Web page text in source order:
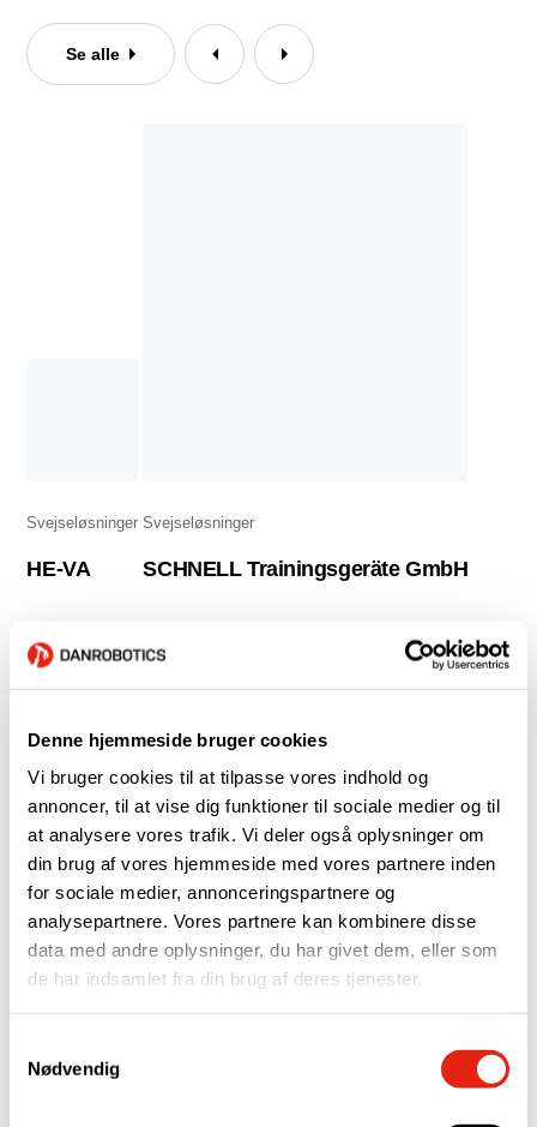
Denne hjemmeside bruger cookies
Vi bruger cookies til at tilpasse vores indhold og
annoncer, til at vise dig funktioner til sociale medier og til
at analysere vores trafik. Vi deler også oplysninger om
din brug af vores hjemmeside med vores partnere inden
for sociale medier, annonceringspartnere og
analysepartnere. Vores partnere kan kombinere disse
data med andre oplysninger, du har givet dem, eller som
de har indsamlet fra din brug af deres tjenester.
Nødvendig
Se alle
Svejseløsninger
HE-VA
Svejseløsninger
SCHNELL Trainingsgeräte GmbH
Tora A/S BESTSELLER Plus Pack A/S